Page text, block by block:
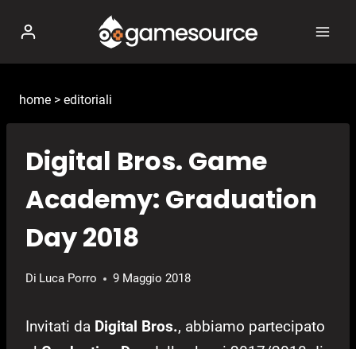
contenuto
home > editoriali
Digital Bros. Game
Academy: Graduation
Day 2018
Di Luca Porro 9 Maggio 2018
Invitati da Digital Bros., abbiamo partecipato